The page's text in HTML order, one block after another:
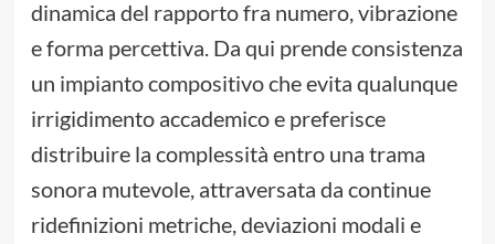
dinamica del rapporto fra numero, vibrazione
e forma percettiva. Da qui prende consistenza
un impianto compositivo che evita qualunque
irrigidimento accademico e preferisce
distribuire la complessità entro una trama
sonora mutevole, attraversata da continue
ridefinizioni metriche, deviazioni modali e